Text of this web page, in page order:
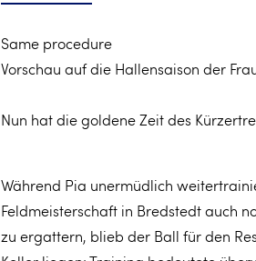
Same procedure
Vorschau auf die Hallensaison der
Nun hat die goldene Zeit des
Während Pia unermüdlich
Feldmeisterschaft in Bredstedt auch
zu ergattern, blieb der Ball für den